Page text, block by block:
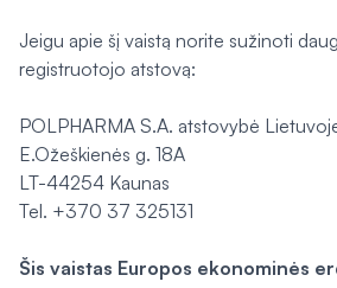
Jeigu apie šį vaistą norite sužinoti
registruotojo atstovą:
POLPHARMA S.A. atstovybė
E.Ožeškienės g. 18A
LT-44254 Kaunas
Tel. +370 37 325131
Šis vaistas Europos ekonominės